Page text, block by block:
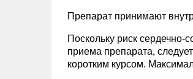
Препарат принимают
Поскольку риск сердечно-
приема препарата,
коротким курсом.